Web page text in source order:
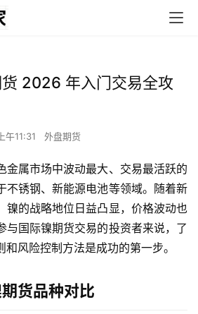
2026 年入门交易全攻
午11:31 外盘期货
金属市场中波动最大、交易最活跃的
不锈钢、新能源电池等领域。随着新
镍的战略地位日益凸显，价格波动也
与国际镍期货交易的投资者来说，了
风险控制方法是成功的第一步。
货品种对比